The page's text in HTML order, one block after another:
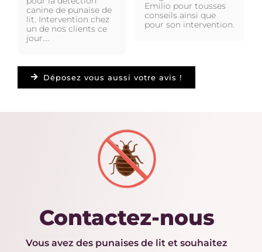
canine de punaise de
lit. Intervention chez
un de nos clients ce
jour….
Emilio pour tousses
conseils ainsi que
pour son intervention.
Déposez vous aussi votre avis !
Contactez-nous
Vous avez des punaises de lit et souhaitez